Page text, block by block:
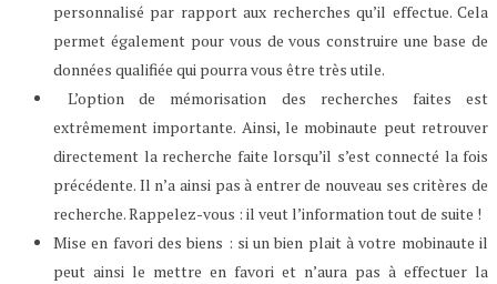
personnalisé par rapport aux recherches qu’il effectue. Cela
permet également pour vous de vous construire une base de
données qualifiée qui pourra vous être très utile.
L’option de mémorisation des recherches faites est
extrêmement importante. Ainsi, le mobinaute peut retrouver
directement la recherche faite lorsqu’il s’est connecté la fois
précédente. Il n’a ainsi pas à entrer de nouveau ses critères de
recherche. Rappelez-vous : il veut l’information tout de suite !
Mise en favori des biens : si un bien plait à votre mobinaute il
peut ainsi le mettre en favori et n’aura pas à effectuer la